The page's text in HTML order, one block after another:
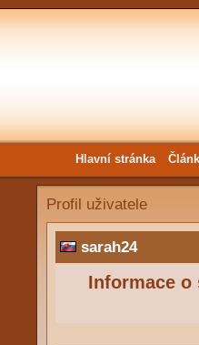
Hlavní stránka
Profil uživatele
sarah24
Informace o